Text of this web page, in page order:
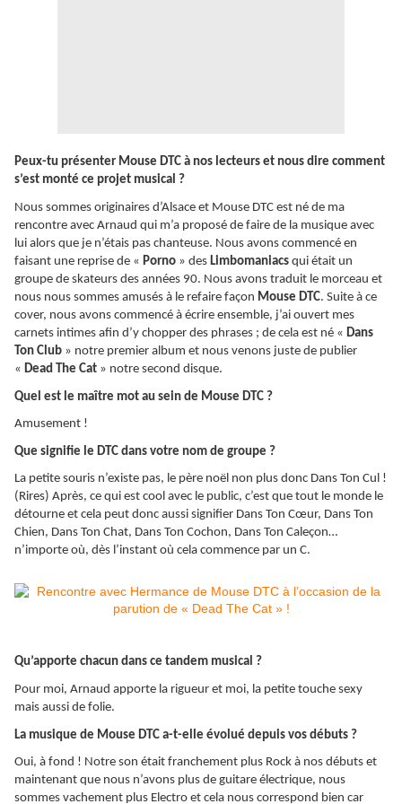
Peux-tu présenter Mouse DTC à nos lecteurs et nous dire comment
s’est monté ce projet musical ?
Nous sommes originaires d’Alsace et Mouse DTC est né de ma
rencontre avec Arnaud qui m’a proposé de faire de la musique avec
lui alors que je n’étais pas chanteuse. Nous avons commencé en
faisant une reprise de « Porno » des Limbomaniacs qui était un
groupe de skateurs des années 90. Nous avons traduit le morceau et
nous nous sommes amusés à le refaire façon Mouse DTC. Suite à ce
cover, nous avons commencé à écrire ensemble, j’ai ouvert mes
carnets intimes afin d’y chopper des phrases ; de cela est né « Dans
Ton Club » notre premier album et nous venons juste de publier
« Dead The Cat » notre second disque.
Quel est le maître mot au sein de Mouse DTC ?
Amusement !
Que signifie le DTC dans votre nom de groupe ?
La petite souris n’existe pas, le père noël non plus donc Dans Ton Cul !
(Rires) Après, ce qui est cool avec le public, c’est que tout le monde le
détourne et cela peut donc aussi signifier Dans Ton Cœur, Dans Ton
Chien, Dans Ton Chat, Dans Ton Cochon, Dans Ton Caleçon…
n’importe où, dès l’instant où cela commence par un C.
Qu’apporte chacun dans ce tandem musical ?
Pour moi, Arnaud apporte la rigueur et moi, la petite touche sexy
mais aussi de folie.
La musique de Mouse DTC a-t-elle évolué depuis vos débuts ?
Oui, à fond ! Notre son était franchement plus Rock à nos débuts et
maintenant que nous n’avons plus de guitare électrique, nous
sommes vachement plus Electro et cela nous correspond bien car